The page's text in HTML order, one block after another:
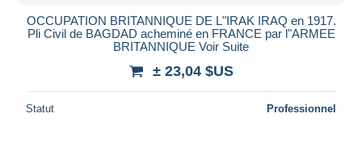
OCCUPATION BRITANNIQUE DE L"IRAK IRAQ en 1917.
Pli Civil de BAGDAD acheminé en FRANCE par l"ARMEE
BRITANNIQUE Voir Suite
± 23,04 $US
Statut Professionnel